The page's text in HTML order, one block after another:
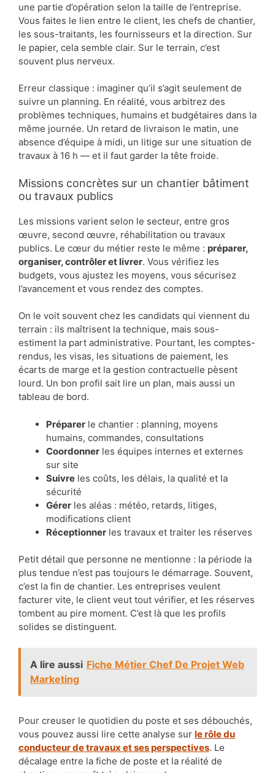
une partie d’opération selon la taille de l’entreprise.
Vous faites le lien entre le client, les chefs de chantier,
les sous-traitants, les fournisseurs et la direction. Sur
le papier, cela semble clair. Sur le terrain, c’est
souvent plus nerveux.
Erreur classique : imaginer qu’il s’agit seulement de
suivre un planning. En réalité, vous arbitrez des
problèmes techniques, humains et budgétaires dans la
même journée. Un retard de livraison le matin, une
absence d’équipe à midi, un litige sur une situation de
travaux à 16 h — et il faut garder la tête froide.
Missions concrètes sur un chantier bâtiment
ou travaux publics
Les missions varient selon le secteur, entre gros
œuvre, second œuvre, réhabilitation ou travaux
publics. Le cœur du métier reste le même : préparer,
organiser, contrôler et livrer. Vous vérifiez les
budgets, vous ajustez les moyens, vous sécurisez
l’avancement et vous rendez des comptes.
On le voit souvent chez les candidats qui viennent du
terrain : ils maîtrisent la technique, mais sous-
estiment la part administrative. Pourtant, les comptes-
rendus, les visas, les situations de paiement, les
écarts de marge et la gestion contractuelle pèsent
lourd. Un bon profil sait lire un plan, mais aussi un
tableau de bord.
Préparer le chantier : planning, moyens
humains, commandes, consultations
Coordonner les équipes internes et externes
sur site
Suivre les coûts, les délais, la qualité et la
sécurité
Gérer les aléas : météo, retards, litiges,
modifications client
Réceptionner les travaux et traiter les réserves
Petit détail que personne ne mentionne : la période la
plus tendue n’est pas toujours le démarrage. Souvent,
c’est la fin de chantier. Les entreprises veulent
facturer vite, le client veut tout vérifier, et les réserves
tombent au pire moment. C’est là que les profils
solides se distinguent.
A lire aussi Fiche Métier Chef De Projet Web
Marketing
Pour creuser le quotidien du poste et ses débouchés,
vous pouvez aussi lire cette analyse sur le rôle du
conducteur de travaux et ses perspectives. Le
décalage entre la fiche de poste et la réalité de